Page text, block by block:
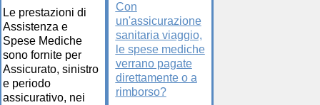
Le prestazioni di
Assistenza e
Spese Mediche
sono fornite per
Assicurato, sinistro
e periodo
assicurativo, nei
Con
un'assicurazione
sanitaria viaggio,
le spese mediche
verrano pagate
direttamente o a
rimborso?